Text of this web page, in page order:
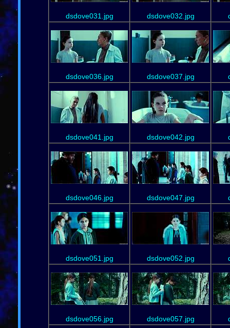
dsdove031.jpg dsdove032.jpg
dsdove036.jpg dsdove037.jpg
dsdove041.jpg dsdove042.jpg
dsdove046.jpg dsdove047.jpg
dsdove051.jpg dsdove052.jpg
dsdove056.jpg dsdove057.jpg